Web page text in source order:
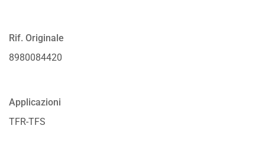
Rif. Originale
8980084420
Applicazioni
TFR-TFS